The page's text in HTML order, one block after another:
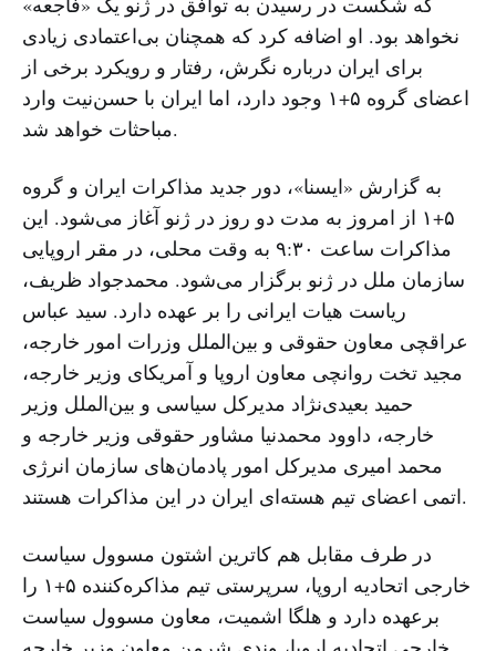
نخواهد بود. او اضافه کرد که همچنان بی‌اعتمادی زیادی
برای ایران درباره نگرش، رفتار و رویکرد برخی از
اعضای گروه ۵+۱ وجود دارد، اما ایران با حسن‌نیت وارد
مباحثات خواهد شد.
به گزارش «ایسنا»، دور جدید مذاکرات ایران و گروه
۵+۱ از امروز به مدت دو روز در ژنو آغاز می‌شود. این
مذاکرات ساعت ۹:۳۰ به وقت محلی، در مقر اروپایی
سازمان ملل در ژنو برگزار می‌شود. محمدجواد ظریف،
ریاست هیات ایرانی را بر عهده دارد. سید عباس
عراقچی معاون حقوقی و بین‌الملل وزرات امور خارجه،
مجید تخت روانچی معاون اروپا و آمریکای وزیر خارجه،
حمید بعیدی‌نژاد مدیرکل سیاسی و بین‌الملل وزیر
خارجه، داوود محمدنیا مشاور حقوقی وزیر خارجه و
محمد امیری مدیرکل امور پادمان‌های سازمان انرژی
اتمی اعضای تیم هسته‌ای ایران در این مذاکرات هستند.
در طرف مقابل هم کاترین اشتون مسوول سیاست
خارجی اتحادیه اروپا، سرپرستی تیم مذاکره‌کننده ۵+۱ را
برعهده دارد و هلگا اشمیت، معاون مسوول سیاست